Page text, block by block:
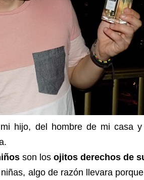
hijo, del hombre de mi casa
son los ojitos derechos de
algo de razón llevara